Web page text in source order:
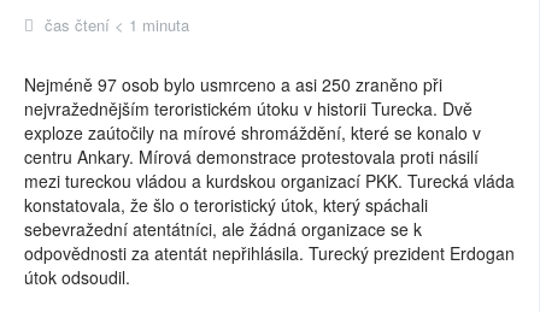
čas čtení < 1 minuta
Nejméně 97 osob bylo usmrceno a asi 250 zraněno při
nejvražednějším teroristickém útoku v historii Turecka. Dvě
exploze zaútočily na mírové shromáždění, které se konalo v
centru Ankary. Mírová demonstrace protestovala proti násilí
mezi tureckou vládou a kurdskou organizací PKK. Turecká vláda
konstatovala, že šlo o teroristický útok, který spáchali
sebevražední atentátníci, ale žádná organizace se k
odpovědnosti za atentát nepřihlásila. Turecký prezident Erdogan
útok odsoudil.